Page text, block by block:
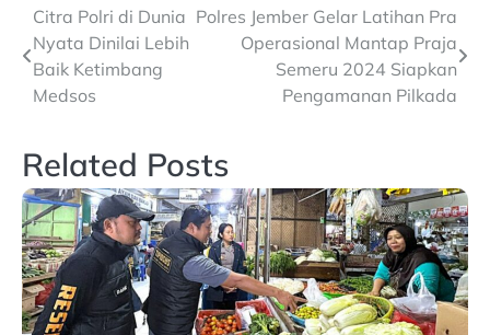
Post
navigation
Citra Polri di Dunia
Nyata Dinilai Lebih
Baik Ketimbang
Medsos
Polres Jember Gelar Latihan Pra
Operasional Mantap Praja
Semeru 2024 Siapkan
Pengamanan Pilkada
Related Posts